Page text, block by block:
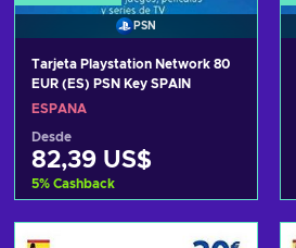
PSN
Tarjeta Playstation Network 80
EUR (ES) PSN Key SPAIN
ESPAÑA
Desde
82,39 US$
5% Cashback